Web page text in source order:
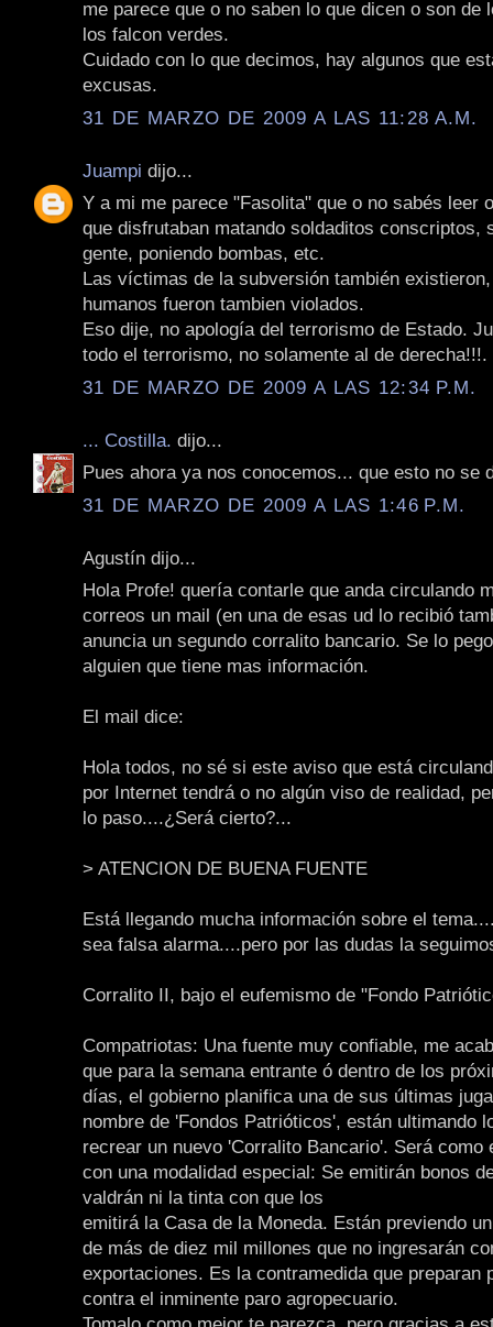
me parece que o no saben lo que dicen o son de
los falcon verdes.
Cuidado con lo que decimos, hay algunos que
excusas.
31 DE MARZO DE 2009 A LAS 11:28 A.M.
Juampi dijo...
Y a mi me parece "Fasolita" que o no sabés leer
que disfrutaban matando soldaditos conscriptos,
gente, poniendo bombas, etc.
Las víctimas de la subversión también
humanos fueron tambien violados.
Eso dije, no apología del terrorismo de Estado.
todo el terrorismo, no solamente al de derecha!!!.
31 DE MARZO DE 2009 A LAS 12:34 P.M.
... Costilla. dijo...
Pues ahora ya nos conocemos... que esto no se
31 DE MARZO DE 2009 A LAS 1:46 P.M.
Agustín dijo...
Hola Profe! quería contarle que anda circulando
correos un mail (en una de esas ud lo recibió
anuncia un segundo corralito bancario. Se lo
alguien que tiene mas información.
El mail dice:
Hola todos, no sé si este aviso que está
por Internet tendrá o no algún viso de realidad,
lo paso....¿Será cierto?...
> ATENCION DE BUENA FUENTE
Está llegando mucha información sobre el
sea falsa alarma....pero por las dudas la
Corralito II, bajo el eufemismo de "Fondo
Compatriotas: Una fuente muy confiable, me
que para la semana entrante ó dentro de los
días, el gobierno planifica una de sus últimas
nombre de 'Fondos Patrióticos', están ultimando
recrear un nuevo 'Corralito Bancario'. Será como
con una modalidad especial: Se emitirán bonos
valdrán ni la tinta con que los
emitirá la Casa de la Moneda. Están previendo
de más de diez mil millones que no ingresarán
exportaciones. Es la contramedida que preparan
contra el inminente paro agropecuario.